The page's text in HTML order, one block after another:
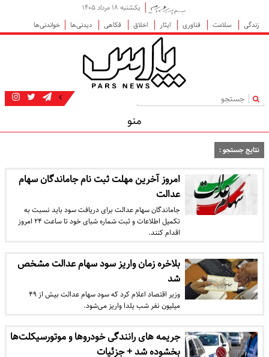
یکشنبه ۱۸ مرداد ۱۴۰۵
زندگی
سلامت فناوری ایثار اخلاق فکاهی دیدنی‌ها خواندنی‌ها
|
منو
نتایج جستجو :
امروز آخرین مهلت ثبت نام جاماندگان سهام
عدالت
جاماندگان سهام عدالت برای دریافت سود باید نسبت به
تکمیل اطلاعات و ثبت شماره شبای خود تا ساعت ۲۴ امروز
اقدام کنند.
بلاخره زمان واریز سود سهام عدالت مشخص
شد
وزیر اقتصاد اعلام کرد که سود سهام عدالت بیش از ۴۹
میلیون نفر شب یلدا واریز می‌شود.
جریمه های رانندگی خودروها و موتورسیکلت‌ها
بخشوده شد + جزئیات